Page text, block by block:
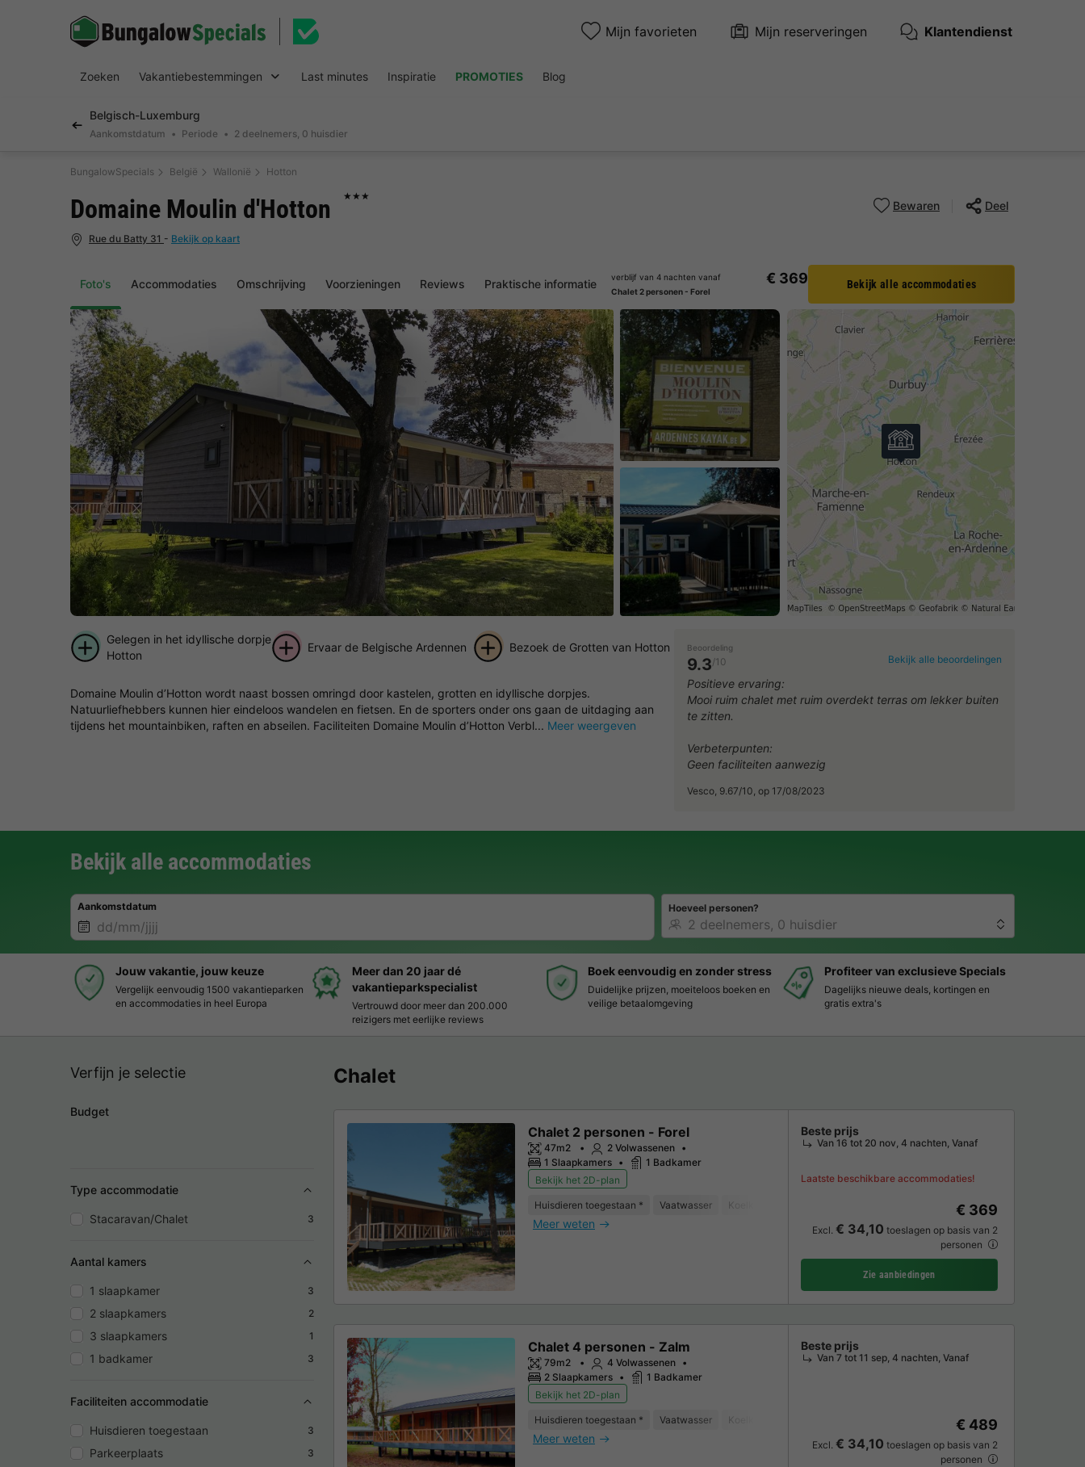
Mijn favorieten Mijn reserveringen Klantendienst
Zoeken Vakantiebestemmingen Last minutes Inspiratie PROMOTIES Blog
Belgisch-Luxemburg
Aankomstdatum Periode 2 deelnemers, 0 huisdier
BungalowSpecials België Wallonië Hotton
Foto's Accommodaties Omschrijving Voorzieningen Reviews Praktische informatie
verblijf van 4 nachten vanaf
Chalet 2 personen - Forel
€ 369 Bekijk alle accommodaties
Domaine Moulin d'Hotton ★★★
Bewaren Deel
Rue du Batty 31 - Bekijk op kaart
foto's
Beoordeling
9.3/10 Bekijk alle beoordelingen
Positieve ervaring:
Mooi ruim chalet met ruim overdekt terras om lekker buiten
te zitten.
Verbeterpunten:
Geen faciliteiten aanwezig
Vesco, 9.67/10, op 17/08/2023
Gelegen in het idyllische dorpje
Hotton
Ervaar de Belgische Ardennen Bezoek de Grotten van Hotton
Domaine Moulin d’Hotton wordt naast bossen omringd door kastelen, grotten en idyllische dorpjes.
Natuurliefhebbers kunnen hier eindeloos wandelen en fietsen. En de sporters onder ons gaan de uitdaging aan
tijdens het mountainbiken, raften en abseilen. Faciliteiten Domaine Moulin d’Hotton Verbl... Meer weergeven
Bekijk alle accommodaties
Aankomstdatum Hoeveel personen?
Jouw vakantie, jouw keuze
Vergelijk eenvoudig 1500 vakantieparken
en accommodaties in heel Europa
Meer dan 20 jaar dé
vakantieparkspecialist
Vertrouwd door meer dan 200.000
reizigers met eerlijke reviews
Boek eenvoudig en zonder stress
Duidelijke prijzen, moeiteloos boeken en
veilige betaalomgeving
Profiteer van exclusieve Specials
Dagelijks nieuwe deals, kortingen en
gratis extra's
Verfijn je selectie
Budget
Type accommodatie
Stacaravan/Chalet 3
Aantal kamers
1 slaapkamer 3
2 slaapkamers 2
3 slaapkamers 1
1 badkamer 3
Faciliteiten accommodatie
Huisdieren toegestaan 3
Parkeerplaats 3
Chalet
Chalet 2 personen - Forel
47m2
2 Volwassenen
1 Slaapkamers
1 Badkamer
Bekijk het 2D-plan
Huisdieren toegestaan * Vaatwasser Koelkast Parkeerplaats
Meer weten
Beste prijs
Van 16 tot 20 nov, 4 nachten, Vanaf
Laatste beschikbare accommodaties!
€ 369
Excl. € 34,10 toeslagen op basis van 2
personen
Zie aanbiedingen
Chalet 4 personen - Zalm
79m2
4 Volwassenen
2 Slaapkamers
1 Badkamer
Bekijk het 2D-plan
Huisdieren toegestaan * Vaatwasser Koelkast Parkeerplaats
Meer weten
Beste prijs
Van 7 tot 11 sep, 4 nachten, Vanaf
€ 489
Excl. € 34,10 toeslagen op basis van 2
personen